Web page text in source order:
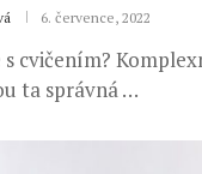
6. července, 2022
cvičením?
ta správná …